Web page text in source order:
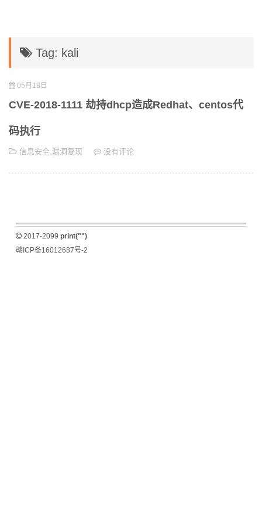
Tag: kali
05月18日
CVE-2018-1111 劫持dhcp造成Redhat、centos代
码执行
信息安全,漏洞复现 没有评论
2017-2099 print("")
赣ICP备16012687号-2